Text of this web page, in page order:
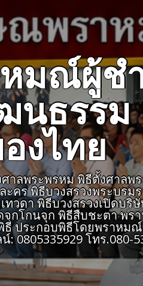
มณ์ผู้ช
ธรรม
งไทย
าลพระพรหม พิธีตั้งศาลพ
คร พิธีบวงสรวงพระบรม
ดา พิธีบวงสรวงเปิดบริ
กโกนจุก พิธีสืบชะตา พ
ประกอบพิธีโดยพราหม
โทร.080-